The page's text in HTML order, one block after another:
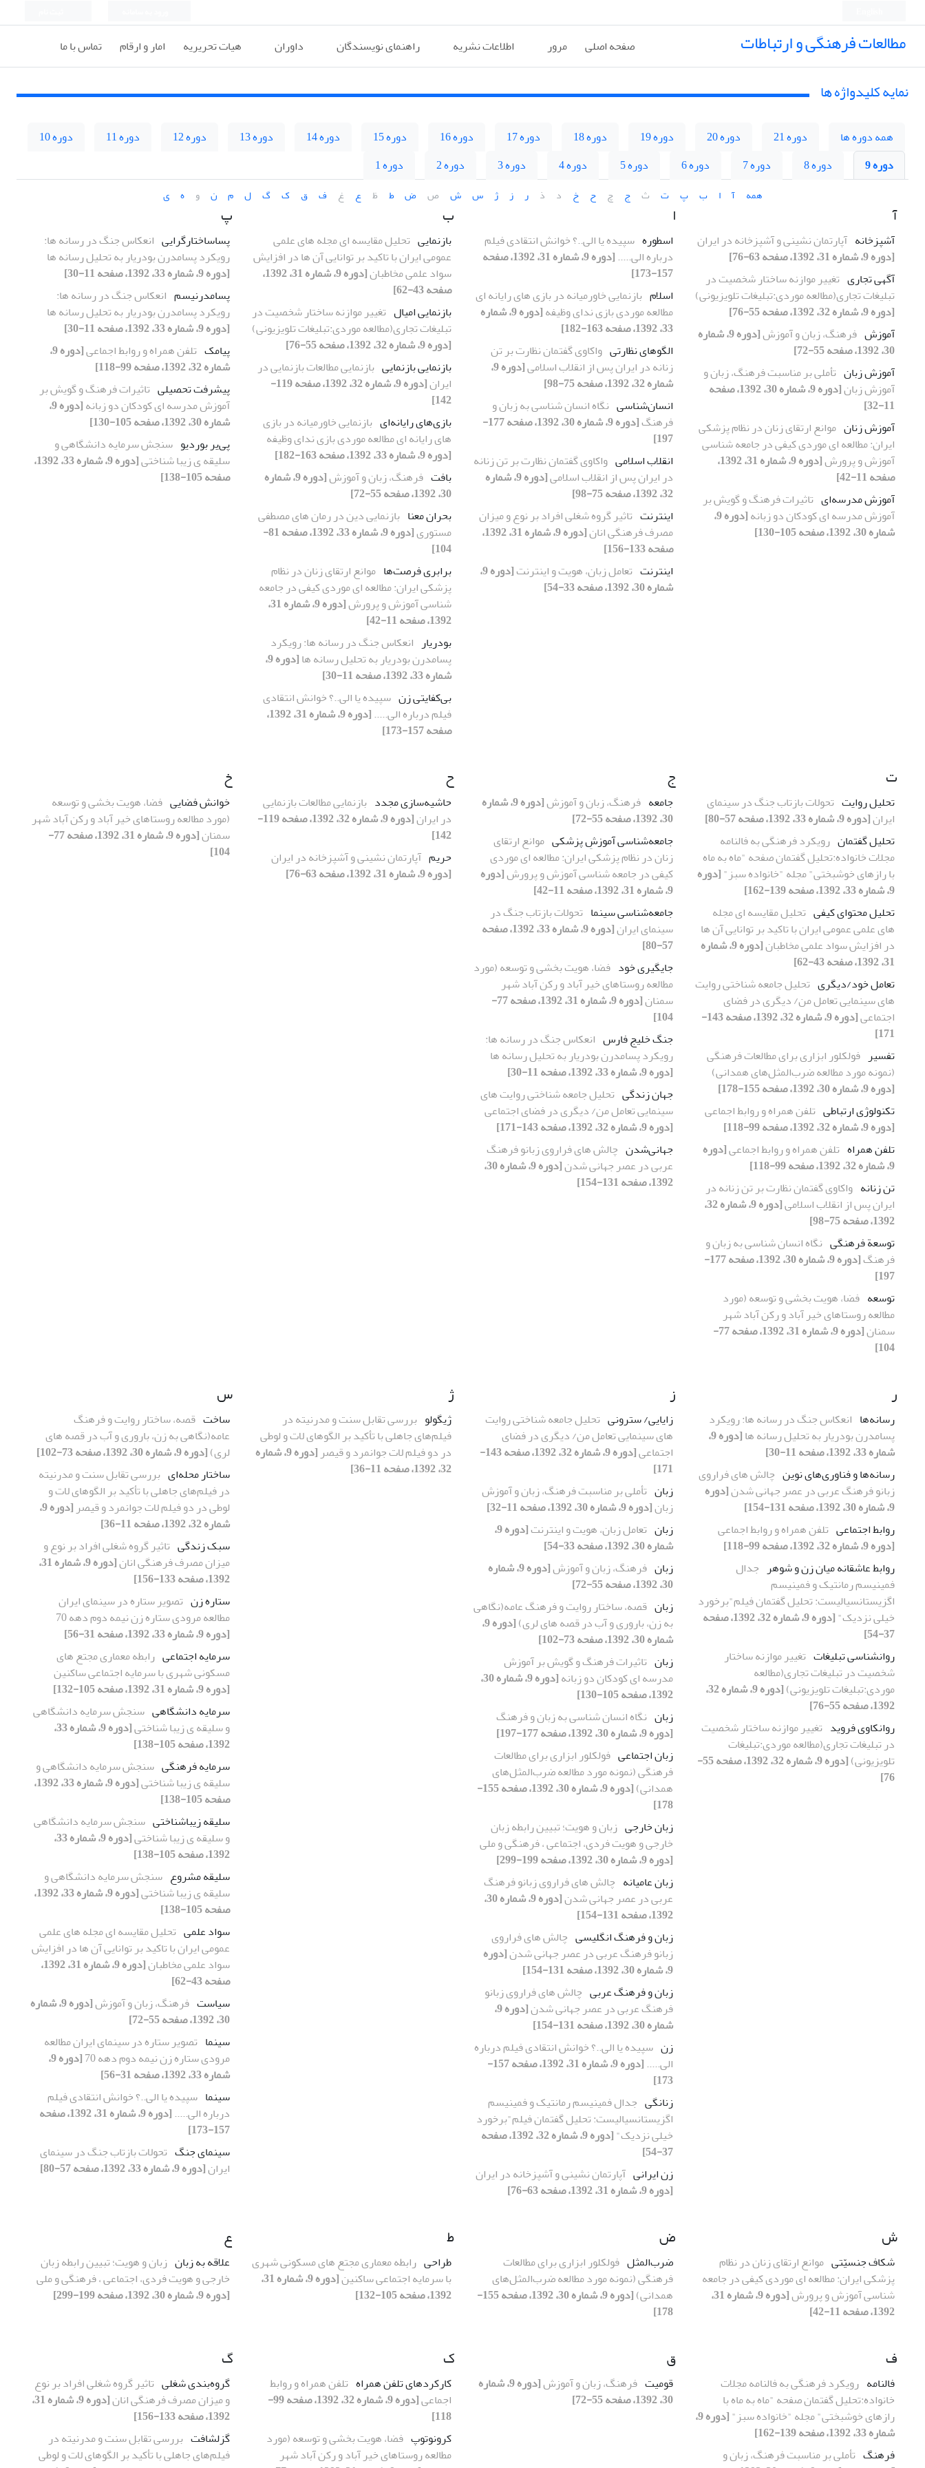
مطالعات فرهنگی و ارتباطات صفحه اصلی مرور اطلاعات نشریه راهنمای نویسندگان داوران هیات تحریریه امار و ارقام تماس با ما
نمایه کلیدواژه ها
همه دوره ها دوره 21 دوره 20 دوره 19 دوره 18 دوره 17 دوره 16 دوره 15 دوره 14 دوره 13 دوره 12 دوره 11
دوره 10
دوره 9
دوره 8 دوره 7 دوره 6 دوره 5 دوره 4 دوره 3 دوره 2 دوره 1
همه آ ا ب پ ت ث ج چ ح خ د ذ ر ز ژ س ش ص ض ط ظ ع غ ف ق ک گ ل م ن و ه ی
آ
آشپزخانه آپارتمان نشینی و آشپزخانه در ایران
[دوره 9، شماره 31، 1392، صفحه 63-76]
آگهی تجاری تغییر موازنه ساختار شخصیت در
تبلیغات تجاری(مطالعه موردی:تبلیغات تلویزیونی)
[دوره 9، شماره 32، 1392، صفحه 55-76]
آموزش فرهنگ، زبان و آموزش
[دوره 9، شماره
30، 1392، صفحه 55-72]
آموزش زبان تأملی بر مناسبت فرهنگ، زبان و
آموزش زبان
[دوره 9، شماره 30، 1392، صفحه
11-32]
آموزش زنان موانع ارتقای زنان در نظام پزشکی
ایران: مطالعه ای موردی کیفی در جامعه شناسی
آموزش و پرورش
[دوره 9، شماره 31، 1392،
صفحه 11-42]
آموزش مدرسه‌‌‌‌ای تاثیرات فرهنگ و گویش بر
آموزش مدرسه ای کودکان دو زبانه
[دوره 9،
شماره 30، 1392، صفحه 105-130]
ا
اسطوره سپیده یا الی..؟ خوانش انتقادی فیلم
درباره الی.....
[دوره 9، شماره 31، 1392، صفحه
157-173]
اسلام بازنمایی خاورمیانه در بازی های رایانه ای
مطالعه موردی بازی ندای وظیفه
[دوره 9، شماره
33، 1392، صفحه 163-182]
الگوهای نظارتی واکاوی گفتمان نظارت بر تن
زنانه در ایران پس از انقلاب اسلامی
[دوره 9،
شماره 32، 1392، صفحه 75-98]
انسان‌شناسی نگاه انسان شناسی به زبان و
فرهنگ
[دوره 9، شماره 30، 1392، صفحه 177-
197]
انقلاب اسلامی واکاوی گفتمان نظارت بر تن زنانه
در ایران پس از انقلاب اسلامی
[دوره 9، شماره
32، 1392، صفحه 75-98]
اینترنت تاثیر گروه شغلی افراد بر نوع و میزان
مصرف فرهنگی انان
[دوره 9، شماره 31، 1392،
صفحه 133-156]
اینترنت تعامل زبان، هویت و اینترنت
[دوره 9،
شماره 30، 1392، صفحه 33-54]
ب
بازنمایی تحلیل مقایسه ای مجله های علمی
عمومی ایران با تاکید بر توانایی آن ها در افزایش
سواد علمی مخاطبان
[دوره 9، شماره 31، 1392،
صفحه 43-62]
بازنمایی امیال تغییر موازنه ساختار شخصیت در
تبلیغات تجاری(مطالعه موردی:تبلیغات تلویزیونی)
[دوره 9، شماره 32، 1392، صفحه 55-76]
بازنمایی بازنمایی بازنمایی مطالعات بازنمایی در
ایران
[دوره 9، شماره 32، 1392، صفحه 119-
142]
بازی‌های رایانه‌ای بازنمایی خاورمیانه در بازی
های رایانه ای مطالعه موردی بازی ندای وظیفه
[دوره 9، شماره 33، 1392، صفحه 163-182]
بافت فرهنگ، زبان و آموزش
[دوره 9، شماره
30، 1392، صفحه 55-72]
بحران معنا بازنمایی دین در رمان های مصطفی
مستوری
[دوره 9، شماره 33، 1392، صفحه 81-
104]
برابری فرصت‌ها موانع ارتقای زنان در نظام
پزشکی ایران: مطالعه ای موردی کیفی در جامعه
شناسی آموزش و پرورش
[دوره 9، شماره 31،
1392، صفحه 11-42]
بودریار انعکاس جنگ در رسانه ها: رویکرد
پسامدرن بودریار به تحلیل رسانه ها
[دوره 9،
شماره 33، 1392، صفحه 11-30]
بی‌کفایتی زن سپیده یا الی..؟ خوانش انتقادی
فیلم درباره الی.....
[دوره 9، شماره 31، 1392،
صفحه 157-173]
پ
پساساختارگرایی انعکاس جنگ در رسانه ها:
رویکرد پسامدرن بودریار به تحلیل رسانه ها
[دوره 9، شماره 33، 1392، صفحه 11-30]
پسامدرنیسم انعکاس جنگ در رسانه ها:
رویکرد پسامدرن بودریار به تحلیل رسانه ها
[دوره 9، شماره 33، 1392، صفحه 11-30]
پیامک تلفن همراه و روابط اجماعی
[دوره 9،
شماره 32، 1392، صفحه 99-118]
پیشرفت تحصیلی تاثیرات فرهنگ و گویش بر
آموزش مدرسه ای کودکان دو زبانه
[دوره 9،
شماره 30، 1392، صفحه 105-130]
پی‌یر بوردیو سنجش سرمایه دانشگاهی و
سلیقه ی زیبا شناختی
[دوره 9، شماره 33، 1392،
صفحه 105-138]
ت
تحلیل روایت تحولات بازتاب جنگ در سینمای
ایران[دوره 9، شماره 33، 1392، صفحه 57-80]
تحلیل گفتمان رویکرد فرهنگی به فالنامه
مجلات خانواده:تحلیل گفتمان صفحه "ماه به ماه
با رازهای خوشبختی" مجله "خانواده سبز"[دوره
9، شماره 33، 1392، صفحه 139-162]
تحلیل محتوای کیفی تحلیل مقایسه ای مجله
های علمی عمومی ایران با تاکید بر توانایی آن ها
در افزایش سواد علمی مخاطبان
[دوره 9، شماره
31، 1392، صفحه 43-62]
تعامل خود/دیگری تحلیل جامعه شناختی روایت
های سینمایی تعامل من/ دیگری در فضای
اجتماعی
[دوره 9، شماره 32، 1392، صفحه 143-
171]
تفسیر فولکلور ابزاری برای مطالعات فرهنگی
(نمونه مورد مطالعه ضرب‌المثل‌های همدانی)
[دوره 9، شماره 30، 1392، صفحه 155-178]
تکنولوژی ارتباطی تلفن همراه و روابط اجماعی
[دوره 9، شماره 32، 1392، صفحه 99-118]
تلفن همراه تلفن همراه و روابط اجماعی[دوره
9، شماره 32، 1392، صفحه 99-118]
تن زنانه واکاوی گفتمان نظارت بر تن زنانه در
ایران پس از انقلاب اسلامی
[دوره 9، شماره 32،
1392، صفحه 75-98]
توسعة فرهنگی نگاه انسان شناسی به زبان و
فرهنگ
[دوره 9، شماره 30، 1392، صفحه 177-
197]
توسعه فضا، هویت بخشی و توسعه (مورد
مطالعه روستاهای خیر آباد و رکن آباد شهر
سمنان
[دوره 9، شماره 31، 1392، صفحه 77-
104]
ج
جامعه فرهنگ، زبان و آموزش
[دوره 9، شماره
30، 1392، صفحه 55-72]
جامعه‌شناسی آموزشِ پزشکی موانع ارتقای
زنان در نظام پزشکی ایران: مطالعه ای موردی
کیفی در جامعه شناسی آموزش و پرورش[دوره
9، شماره 31، 1392، صفحه 11-42]
جامعه‌شناسی سینما تحولات بازتاب جنگ در
سینمای ایران
[دوره 9، شماره 33، 1392، صفحه
57-80]
جایگیری خود فضا، هویت بخشی و توسعه (مورد
مطالعه روستاهای خیر آباد و رکن آباد شهر
سمنان
[دوره 9، شماره 31، 1392، صفحه 77-
104]
جنگ خلیج فارس انعکاس جنگ در رسانه ها:
رویکرد پسامدرن بودریار به تحلیل رسانه ها
[دوره 9، شماره 33، 1392، صفحه 11-30]
جهان زندگی تحلیل جامعه شناختی روایت های
سینمایی تعامل من/ دیگری در فضای اجتماعی
[دوره 9، شماره 32، 1392، صفحه 143-171]
جهانی‌شدن چالش های فراروی زبانو فرهنگ
عربی در عصر جهانی شدن
[دوره 9، شماره 30،
1392، صفحه 131-154]
ح
حاشیه‌سازی مجدد بازنمایی مطالعات بازنمایی
در ایران
[دوره 9، شماره 32، 1392، صفحه 119-
142]
حریم آپارتمان نشینی و آشپزخانه در ایران
[دوره 9، شماره 31، 1392، صفحه 63-76]
خ
خوانش فضایی فضا، هویت بخشی و توسعه
(مورد مطالعه روستاهای خیر آباد و رکن آباد شهر
سمنان
[دوره 9، شماره 31، 1392، صفحه 77-
104]
ر
رسانه‌ها انعکاس جنگ در رسانه ها: رویکرد
پسامدرن بودریار به تحلیل رسانه ها
[دوره 9،
شماره 33، 1392، صفحه 11-30]
رسانه‌ها و فناوری‌های نوین چالش های فراروی
زبانو فرهنگ عربی در عصر جهانی شدن[دوره
9، شماره 30، 1392، صفحه 131-154]
روابط اجتماعی تلفن همراه و روابط اجماعی
[دوره 9، شماره 32، 1392، صفحه 99-118]
روابط عاشقانه میان زن و شوهر جدال
فمینیسم رمانتیک و فمینیسم
اگزیستانسیالیست: تحلیل گفتمان فیلم"برخورد
خیلی نزدیک"
[دوره 9، شماره 32، 1392، صفحه
37-54]
روانشناسی تبلیغات تغییر موازنه ساختار
شخصیت در تبلیغات تجاری(مطالعه
موردی:تبلیغات تلویزیونی)
[دوره 9، شماره 32،
1392، صفحه 55-76]
روانکاوی فروید تغییر موازنه ساختار شخصیت
در تبلیغات تجاری(مطالعه موردی:تبلیغات
تلویزیونی)
[دوره 9، شماره 32، 1392، صفحه 55-
76]
ز
زایایی/ سترونی تحلیل جامعه شناختی روایت
های سینمایی تعامل من/ دیگری در فضای
اجتماعی
[دوره 9، شماره 32، 1392، صفحه 143-
171]
زبان تأملی بر مناسبت فرهنگ، زبان و آموزش
زبان[دوره 9، شماره 30، 1392، صفحه 11-32]
زبان تعامل زبان، هویت و اینترنت
[دوره 9،
شماره 30، 1392، صفحه 33-54]
زبان فرهنگ، زبان و آموزش
[دوره 9، شماره
30، 1392، صفحه 55-72]
زبان قصه، ساختار روایت و فرهنگ عامه(نگاهی
به زن، باروری و آب در قصه های لری)
[دوره 9،
شماره 30، 1392، صفحه 73-102]
زبان تاثیرات فرهنگ و گویش بر آموزش
مدرسه ای کودکان دو زبانه
[دوره 9، شماره 30،
1392، صفحه 105-130]
زبان نگاه انسان شناسی به زبان و فرهنگ
[دوره 9، شماره 30، 1392، صفحه 177-197]
زبان اجتماعی فولکلور ابزاری برای مطالعات
فرهنگی (نمونه مورد مطالعه ضرب‌المثل‌های
همدانی)
[دوره 9، شماره 30، 1392، صفحه 155-
178]
زبان خارجی زبان و هویت؛ تبیین رابطه زبان
خارجی و هویت فردی، اجتماعی ، فرهنگی و ملی
[دوره 9، شماره 30، 1392، صفحه 199-299]
زبان عامیانه چالش های فراروی زبانو فرهنگ
عربی در عصر جهانی شدن
[دوره 9، شماره 30،
1392، صفحه 131-154]
زبان و فرهنگ انگلیسی چالش های فراروی
زبانو فرهنگ عربی در عصر جهانی شدن[دوره
9، شماره 30، 1392، صفحه 131-154]
زبان و فرهنگ عربی چالش های فراروی زبانو
فرهنگ عربی در عصر جهانی شدن
[دوره 9،
شماره 30، 1392، صفحه 131-154]
زن سپیده یا الی..؟ خوانش انتقادی فیلم درباره
الی.....
[دوره 9، شماره 31، 1392، صفحه 157-
173]
زنانگی جدال فمینیسم رمانتیک و فمینیسم
اگزیستانسیالیست: تحلیل گفتمان فیلم"برخورد
خیلی نزدیک"
[دوره 9، شماره 32، 1392، صفحه
37-54]
زن ایرانی آپارتمان نشینی و آشپزخانه در ایران
[دوره 9، شماره 31، 1392، صفحه 63-76]
ژ
ژیگولو بررسی تقابل سنت و مدرنیته در
فیلم‌های جاهلی با تأکید بر الگوهای لات و لوطی
در دو فیلم لات جوانمرد و قیصر
[دوره 9، شماره
32، 1392، صفحه 11-36]
س
ساخت قصه، ساختار روایت و فرهنگ
عامه(نگاهی به زن، باروری و آب در قصه های
لری)[دوره 9، شماره 30، 1392، صفحه 73-102]
ساختار محله‌ای بررسی تقابل سنت و مدرنیته
در فیلم‌های جاهلی با تأکید بر الگوهای لات و
لوطی در دو فیلم لات جوانمرد و قیصر
[دوره 9،
شماره 32، 1392، صفحه 11-36]
سبک زندگی تاثیر گروه شغلی افراد بر نوع و
میزان مصرف فرهنگی انان
[دوره 9، شماره 31،
1392، صفحه 133-156]
ستاره زن تصویر ستاره در سینمای ایران
مطالعه مرودی ستاره زن نیمه دوم دهه 70
[دوره 9، شماره 33، 1392، صفحه 31-56]
سرمایه اجتماعی رابطه معماری مجتع های
مسکونی شهری با سرمایه اجتماعی ساکنین
[دوره 9، شماره 31، 1392، صفحه 105-132]
سرمایه دانشگاهی سنجش سرمایه دانشگاهی
و سلیقه ی زیبا شناختی
[دوره 9، شماره 33،
1392، صفحه 105-138]
سرمایه فرهنگی سنجش سرمایه دانشگاهی و
سلیقه ی زیبا شناختی
[دوره 9، شماره 33، 1392،
صفحه 105-138]
سلیقه زیباشناختی سنجش سرمایه دانشگاهی
و سلیقه ی زیبا شناختی
[دوره 9، شماره 33،
1392، صفحه 105-138]
سلیقه مشروع سنجش سرمایه دانشگاهی و
سلیقه ی زیبا شناختی
[دوره 9، شماره 33، 1392،
صفحه 105-138]
سواد علمی تحلیل مقایسه ای مجله های علمی
عمومی ایران با تاکید بر توانایی آن ها در افزایش
سواد علمی مخاطبان
[دوره 9، شماره 31، 1392،
صفحه 43-62]
سیاست فرهنگ، زبان و آموزش
[دوره 9، شماره
30، 1392، صفحه 55-72]
سینما تصویر ستاره در سینمای ایران مطالعه
مرودی ستاره زن نیمه دوم دهه 70
[دوره 9،
شماره 33، 1392، صفحه 31-56]
سینما سپیده یا الی..؟ خوانش انتقادی فیلم
درباره الی.....
[دوره 9، شماره 31، 1392، صفحه
157-173]
سینمای جنگ تحولات بازتاب جنگ در سینمای
ایران[دوره 9، شماره 33، 1392، صفحه 57-80]
ش
شکاف جنسیّتی موانع ارتقای زنان در نظام
پزشکی ایران: مطالعه ای موردی کیفی در جامعه
شناسی آموزش و پرورش
[دوره 9، شماره 31،
1392، صفحه 11-42]
ض
ضرب‌المثل فولکلور ابزاری برای مطالعات
فرهنگی (نمونه مورد مطالعه ضرب‌المثل‌های
همدانی)
[دوره 9، شماره 30، 1392، صفحه 155-
178]
ط
طراحی رابطه معماری مجتع های مسکونی شهری
با سرمایه اجتماعی ساکنین
[دوره 9، شماره 31،
1392، صفحه 105-132]
ع
علاقه به زبان زبان و هویت؛ تبیین رابطه زبان
خارجی و هویت فردی، اجتماعی ، فرهنگی و ملی
[دوره 9، شماره 30، 1392، صفحه 199-299]
ف
فالنامه رویکرد فرهنگی به فالنامه مجلات
خانواده:تحلیل گفتمان صفحه "ماه به ماه با
رازهای خوشبختی" مجله "خانواده سبز"
[دوره 9،
شماره 33، 1392، صفحه 139-162]
فرهنگ تأملی بر مناسبت فرهنگ، زبان و
ق
قومیت فرهنگ، زبان و آموزش
[دوره 9، شماره
30، 1392، صفحه 55-72]
ک
کارکردهای تلفن همراه تلفن همراه و روابط
اجماعی
[دوره 9، شماره 32، 1392، صفحه 99-
118]
کرونوتوپ فضا، هویت بخشی و توسعه (مورد
مطالعه روستاهای خیر آباد و رکن آباد شهر
گ
گروه‌بندی شغلی تاثیر گروه شغلی افراد بر نوع
و میزان مصرف فرهنگی انان
[دوره 9، شماره 31،
1392، صفحه 133-156]
گزلشافت بررسی تقابل سنت و مدرنیته در
فیلم‌های جاهلی با تأکید بر الگوهای لات و لوطی